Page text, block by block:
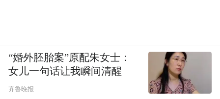
“婚外胚胎案”原配朱女士：
女儿一句话让我瞬间清醒
齐鲁晚报